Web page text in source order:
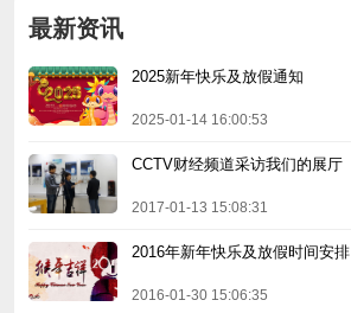
最新资讯
2025新年快乐及放假通知
2025-01-14 16:00:53
CCTV财经频道采访我们的展厅
2017-01-13 15:08:31
2016年新年快乐及放假时间安排
2016-01-30 15:06:35